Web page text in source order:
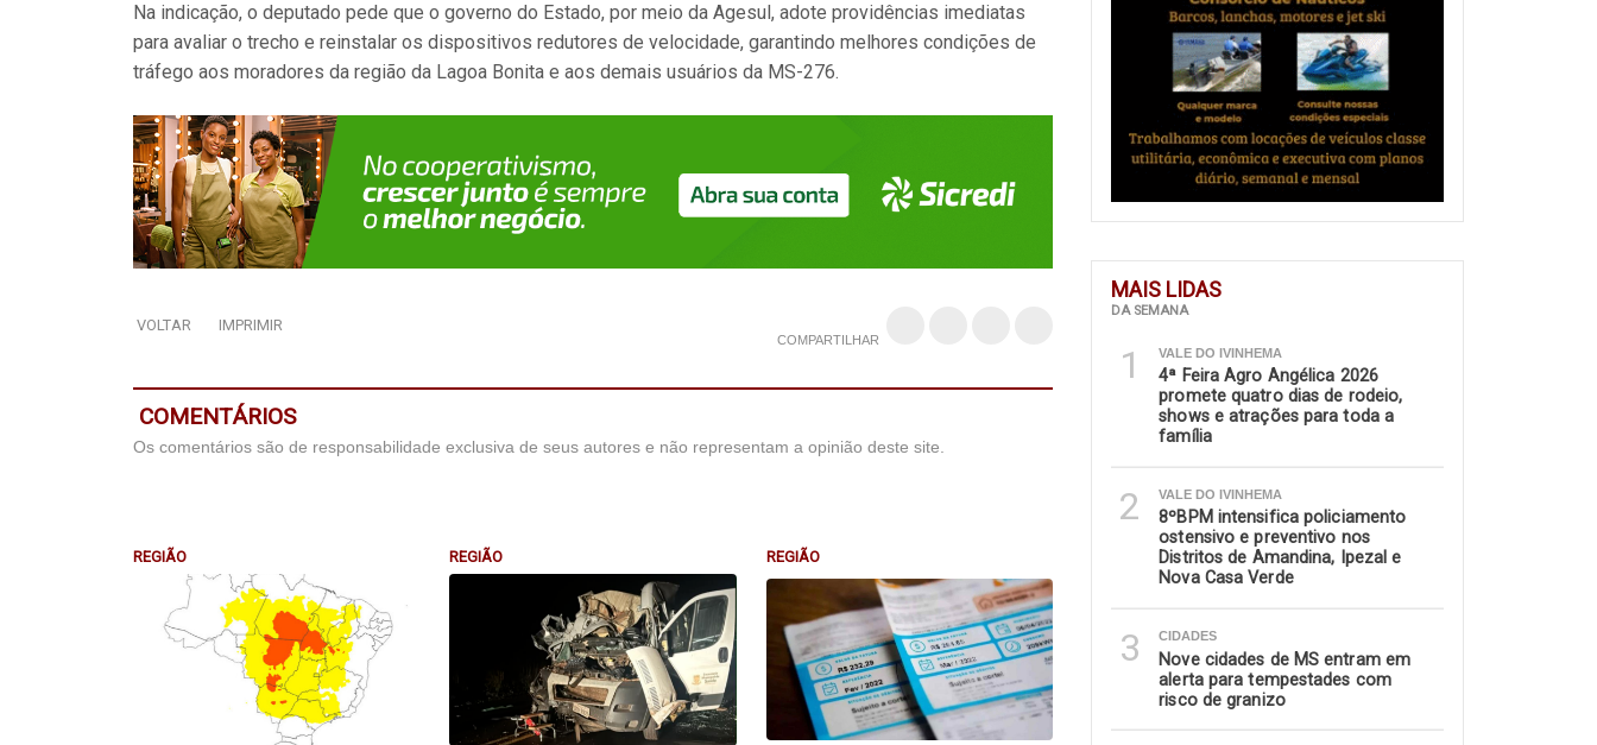
MAIS LIDAS
DA SEMANA
1 VALE DO IVINHEMA
4ª Feira Agro Angélica 2026
promete quatro dias de rodeio,
shows e atrações para toda a
família
2 VALE DO IVINHEMA
8ºBPM intensifica policiamento
ostensivo e preventivo nos
Distritos de Amandina, Ipezal e
Nova Casa Verde
3 CIDADES
Nove cidades de MS entram em
alerta para tempestades com
risco de granizo
Na indicação, o deputado pede que o governo do Estado, por meio da Agesul, adote providências imediatas
para avaliar o trecho e reinstalar os dispositivos redutores de velocidade, garantindo melhores condições de
tráfego aos moradores da região da Lagoa Bonita e aos demais usuários da MS-276.
VOLTAR IMPRIMIR
COMPARTILHAR
COMENTÁRIOS
Os comentários são de responsabilidade exclusiva de seus autores e não representam a opinião deste site.
REGIÃO REGIÃO REGIÃO